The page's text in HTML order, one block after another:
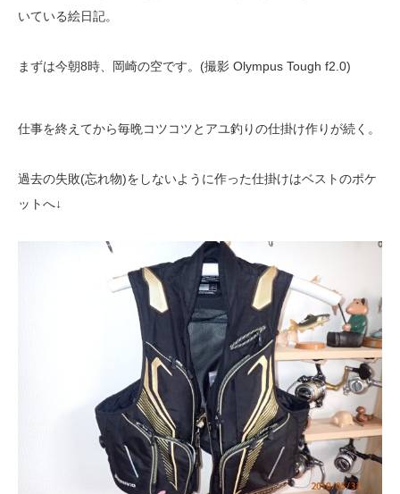
いている絵日記。
まずは今朝8時、岡崎の空です。(撮影 Olympus Tough f2.0)
仕事を終えてから毎晩コツコツとアユ釣りの仕掛け作りが続く。
過去の失敗(忘れ物)をしないように作った仕掛けはベストのポケ
ットへ↓